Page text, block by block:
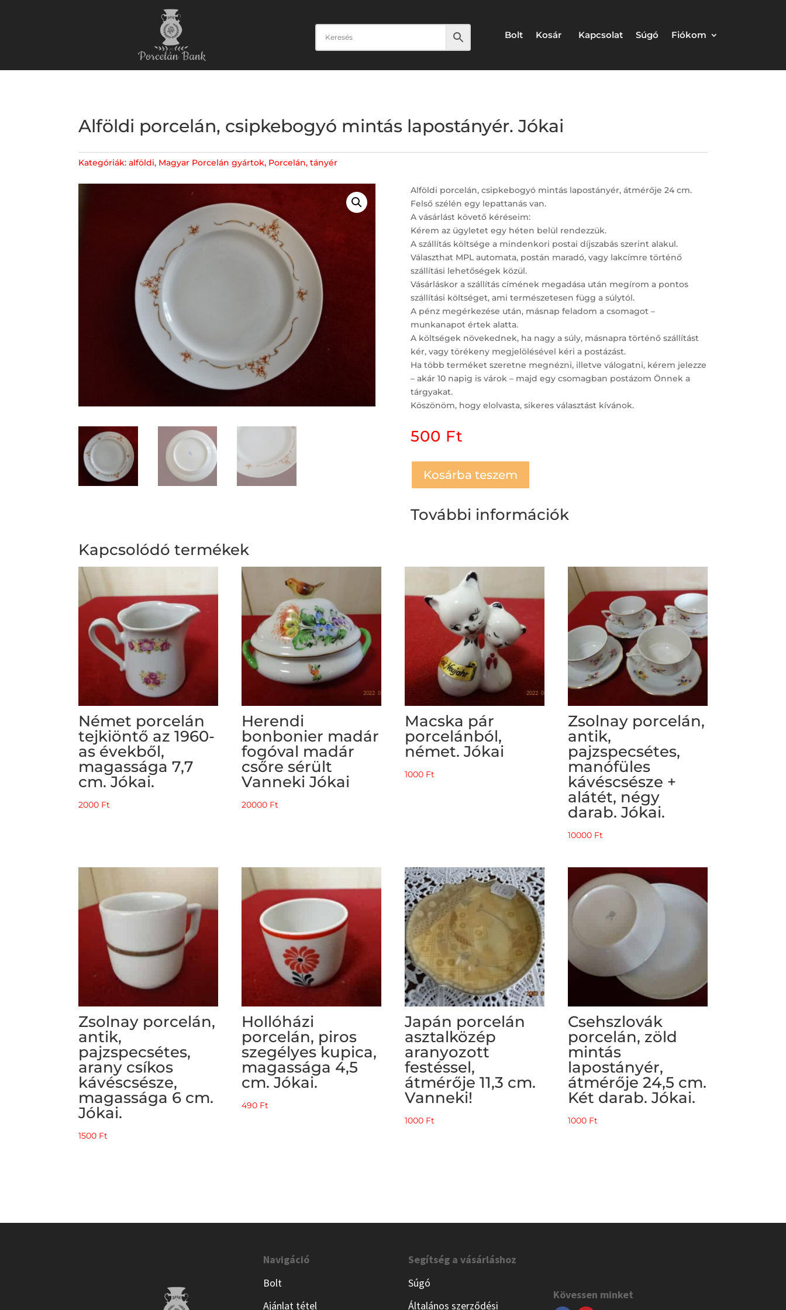
Bolt Kosár Kapcsolat Súgó Fiókom
Alföldi porcelán, csipkebogyó mintás lapostányér. Jókai
Kategóriák:alföldi, Magyar Porcelán gyártok, Porcelán,tányér
Alföldi porcelán, csipkebogyó mintás lapostányér, átmérője 24 cm.
Felső szélén egy lepattanás van.
A vásárlást követő kéréseim:
Kérem az ügyletet egy héten belül rendezzük.
A szállítás költsége a mindenkori postai díjszabás szerint alakul.
Választhat MPL automata, postán maradó, vagy lakcímre történő
szállítási lehetőségek közül.
Vásárláskor a szállítás címének megadása után megírom a pontos
szállítási költséget, ami természetesen függ a súlytól.
A pénz megérkezése után, másnap feladom a csomagot –
munkanapot értek alatta.
A költségek növekednek, ha nagy a súly, másnapra történő szállítást
kér, vagy törékeny megjelölésével kéri a postázást.
Ha több terméket szeretne megnézni, illetve válogatni, kérem jelezze
– akár 10 napig is várok – majd egy csomagban postázom Önnek a
tárgyakat.
Köszönöm, hogy elolvasta, sikeres választást kívánok.
500 Ft
Kosárba teszem
További információk
Kapcsolódó termékek
Német porcelán
tejkiöntő az 1960-
as évekből,
magassága 7,7
cm. Jókai.
2000 Ft
Herendi
bonbonier madár
fogóval madár
csőre sérült
Vanneki Jókai
20000 Ft
Macska pár
porcelánból,
német. Jókai
1000 Ft
Zsolnay porcelán,
antik,
pajzspecsétes,
manófüles
kávéscsésze +
alátét, négy
darab. Jókai.
10000 Ft
Zsolnay porcelán,
antik,
pajzspecsétes,
arany csíkos
kávéscsésze,
magassága 6 cm.
Jókai.
1500 Ft
Hollóházi
porcelán, piros
szegélyes kupica,
magassága 4,5
cm. Jókai.
490 Ft
Japán porcelán
asztalközép
aranyozott
festéssel,
átmérője 11,3 cm.
Vanneki!
1000 Ft
Csehszlovák
porcelán, zöld
mintás
lapostányér,
átmérője 24,5 cm.
Két darab. Jókai.
1000 Ft
Navigáció
Bolt
Ajánlat tétel
Segítség a vásárláshoz
Súgó
Általános szerződési
Kövessen minket